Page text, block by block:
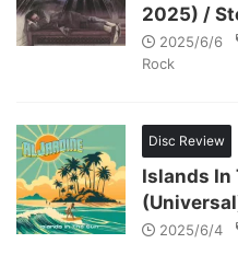
2025) /
2025/6/6
Rock
Disc Review
Islands In
2025/6/4